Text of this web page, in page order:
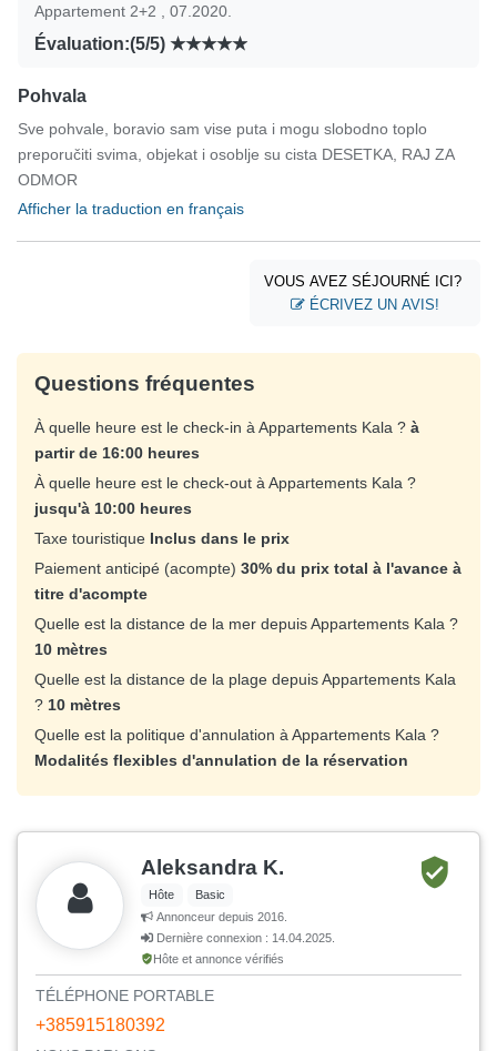
Appartement 2+2 , 07.2020.
Évaluation:(5/5)
Pohvala
Sve pohvale, boravio sam vise puta i mogu slobodno toplo
preporučiti svima, objekat i osoblje su cista DESETKA, RAJ ZA
ODMOR
Afficher la traduction en français
VOUS AVEZ SÉJOURNÉ ICI?
ÉCRIVEZ UN AVIS!
Questions fréquentes
À quelle heure est le check-in à Appartements Kala ? à
partir de 16:00 heures
À quelle heure est le check-out à Appartements Kala ?
jusqu'à 10:00 heures
Taxe touristique Inclus dans le prix
Paiement anticipé (acompte) 30% du prix total à l'avance à
titre d'acompte
Quelle est la distance de la mer depuis Appartements Kala ?
10 mètres
Quelle est la distance de la plage depuis Appartements Kala
? 10 mètres
Quelle est la politique d'annulation à Appartements Kala ?
Modalités flexibles d'annulation de la réservation
Aleksandra K.
Hôte
Basic
Annonceur depuis 2016.
Dernière connexion : 14.04.2025.
Hôte et annonce vérifiés
TÉLÉPHONE PORTABLE
+385915180392